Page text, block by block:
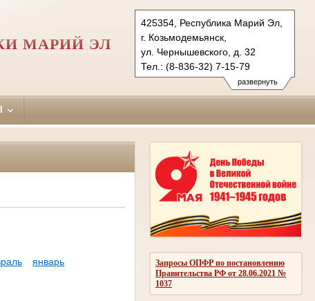
развернуть
425354, Республика Марий Эл,
г. Козьмодемьянск,
ул. Чернышевского, д. 32
Тел.: (8-836-32) 7-15-79
gornomarisky.mari@sudrf.ru
МАРИЙ ЭЛ
Запросы ОПФР по постановлению
Правительства РФ от 28.06.2021 №
1037
январь